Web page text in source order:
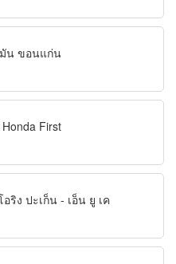
น ขอนแก่น
First
ริง ปะเก็น - เอ็น ยู เค